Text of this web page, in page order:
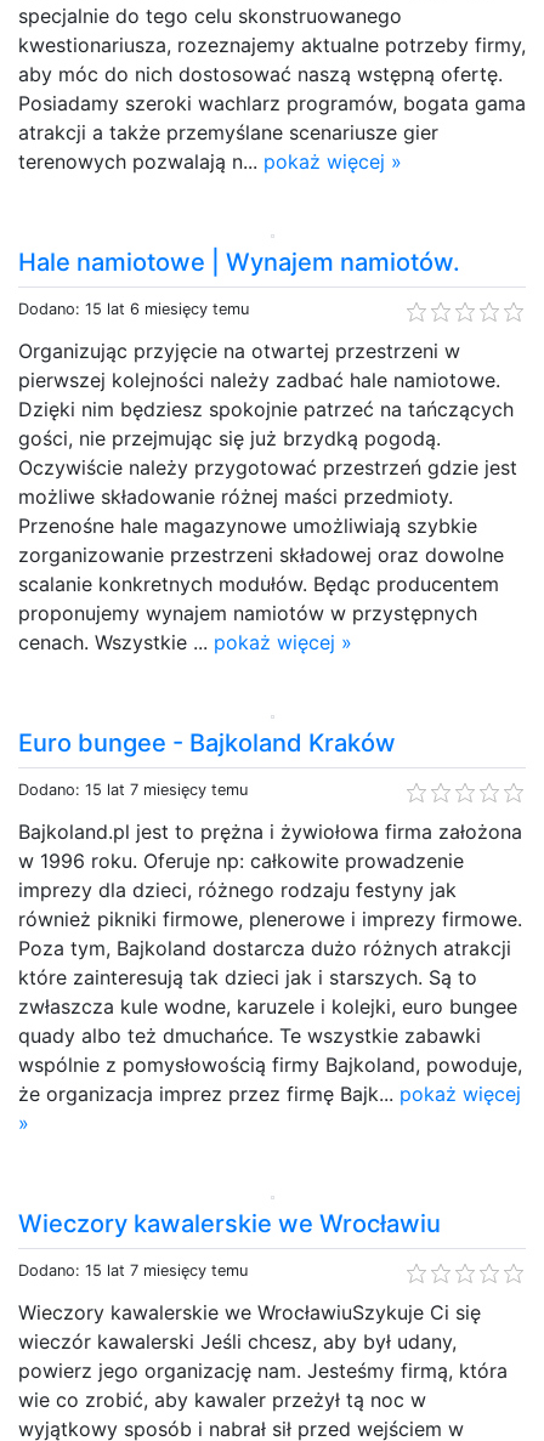
specjalnie do tego celu skonstruowanego
kwestionariusza, rozeznajemy aktualne potrzeby firmy,
aby móc do nich dostosować naszą wstępną ofertę.
Posiadamy szeroki wachlarz programów, bogata gama
atrakcji a także przemyślane scenariusze gier
terenowych pozwalają n... pokaż więcej »
Hale namiotowe | Wynajem namiotów.
Dodano: 15 lat 6 miesięcy temu
Organizując przyjęcie na otwartej przestrzeni w
pierwszej kolejności należy zadbać hale namiotowe.
Dzięki nim będziesz spokojnie patrzeć na tańczących
gości, nie przejmując się już brzydką pogodą.
Oczywiście należy przygotować przestrzeń gdzie jest
możliwe składowanie różnej maści przedmioty.
Przenośne hale magazynowe umożliwiają szybkie
zorganizowanie przestrzeni składowej oraz dowolne
scalanie konkretnych modułów. Będąc producentem
proponujemy wynajem namiotów w przystępnych
cenach. Wszystkie ... pokaż więcej »
Euro bungee - Bajkoland Kraków
Dodano: 15 lat 7 miesięcy temu
Bajkoland.pl jest to prężna i żywiołowa firma założona
w 1996 roku. Oferuje np: całkowite prowadzenie
imprezy dla dzieci, różnego rodzaju festyny jak
również pikniki firmowe, plenerowe i imprezy firmowe.
Poza tym, Bajkoland dostarcza dużo różnych atrakcji
które zainteresują tak dzieci jak i starszych. Są to
zwłaszcza kule wodne, karuzele i kolejki, euro bungee
quady albo też dmuchańce. Te wszystkie zabawki
wspólnie z pomysłowością firmy Bajkoland, powoduje,
że organizacja imprez przez firmę Bajk... pokaż więcej
»
Wieczory kawalerskie we Wrocławiu
Dodano: 15 lat 7 miesięcy temu
Wieczory kawalerskie we WrocławiuSzykuje Ci się
wieczór kawalerski Jeśli chcesz, aby był udany,
powierz jego organizację nam. Jesteśmy firmą, która
wie co zrobić, aby kawaler przeżył tą noc w
wyjątkowy sposób i nabrał sił przed wejściem w